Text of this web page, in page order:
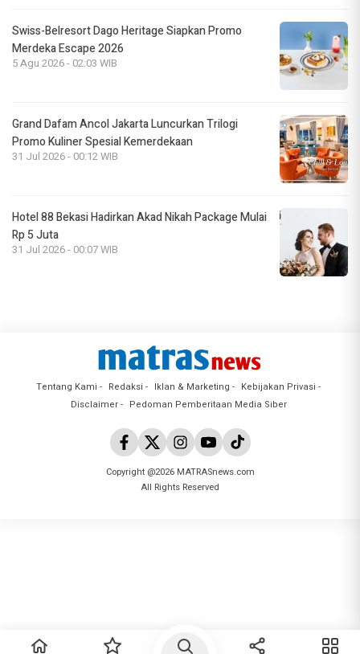
Swiss-Belresort Dago Heritage Siapkan Promo
Merdeka Escape 2026
5 Agu 2026 - 02:03 WIB
Grand Dafam Ancol Jakarta Luncurkan Trilogi
Promo Kuliner Spesial Kemerdekaan
31 Jul 2026 - 00:12 WIB
Hotel 88 Bekasi Hadirkan Akad Nikah Package Mulai
Rp 5 Juta
31 Jul 2026 - 00:07 WIB
Tentang Kami Redaksi Iklan & Marketing
Kebijakan Privasi
Disclaimer
Pedoman Pemberitaan Media Siber
Copyright @2026 MATRASnews.com
All Rights Reserved